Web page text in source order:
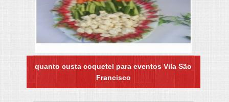
quanto custa coquetel para eventos Vila São
Francisco